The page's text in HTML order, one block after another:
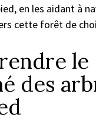
en les aidant à
cette forêt de
le
des